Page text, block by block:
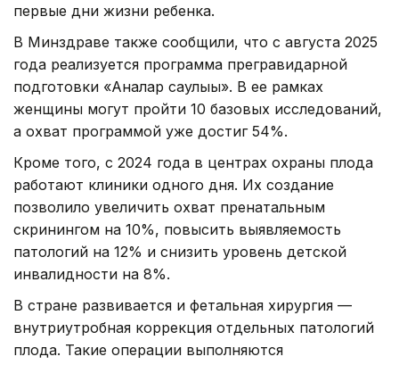
первые дни жизни ребенка.
В Минздраве также сообщили, что с августа 2025
года реализуется программа прегравидарной
подготовки «Аналар саулығы». В ее рамках
женщины могут пройти 10 базовых исследований,
а охват программой уже достиг 54%.
Кроме того, с 2024 года в центрах охраны плода
работают клиники одного дня. Их создание
позволило увеличить охват пренатальным
скринингом на 10%, повысить выявляемость
патологий на 12% и снизить уровень детской
инвалидности на 8%.
В стране развивается и фетальная хирургия —
внутриутробная коррекция отдельных патологий
плода. Такие операции выполняются